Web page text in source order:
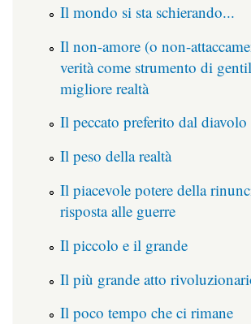
Il mondo si sta schierando...
Il non-amore (o non-
verità come strumento di
migliore realtà
Il peccato preferito dal diavolo
Il peso della realtà
Il piacevole potere della
risposta alle guerre
Il piccolo e il grande
Il più grande atto
Il poco tempo che ci rimane